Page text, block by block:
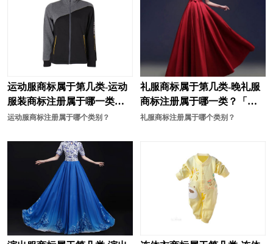
家居商标注册
家具商标注册 建筑材料商标注册
机器人商标注册
建筑商标注册 咖啡商标注册
开关插座商标注册 卤味商标注册
面包商标注册
面粉商标注册
奶茶商标注册
农业商标注册 烹饪商标注册
运动服商标属于第几类-运动
服装商标注册属于哪一类？
「商标分类」
运动服商标注册属于哪个类别？
礼服商标属于第几类-晚礼服
商标注册属于哪一类？「商
标分类」
礼服商标注册属于哪个类别？